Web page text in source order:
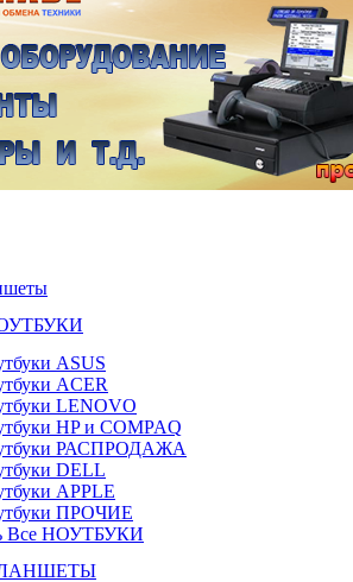
ASUS
ACER
LENOVO
HP и COMPAQ
РАСПРОДАЖА
DELL
APPLE
ПРОЧИЕ
Все НОУТБУКИ